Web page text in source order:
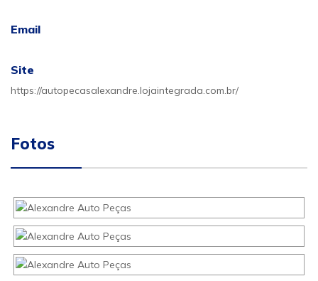
Email
Site
https://autopecasalexandre.lojaintegrada.com.br/
Fotos